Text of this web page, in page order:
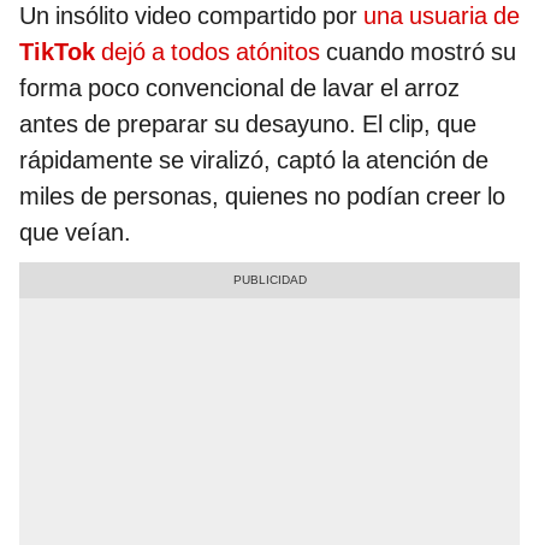
Un insólito video compartido por una usuaria de
TikTok dejó a todos atónitos cuando mostró su
forma poco convencional de lavar el arroz
antes de preparar su desayuno. El clip, que
rápidamente se viralizó, captó la atención de
miles de personas, quienes no podían creer lo
que veían.